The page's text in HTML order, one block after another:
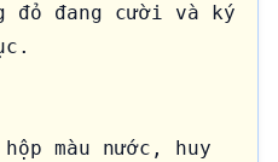
đỏ đang cười và ký
màu nước, huy